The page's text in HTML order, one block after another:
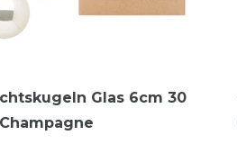
Glas 6cm 30